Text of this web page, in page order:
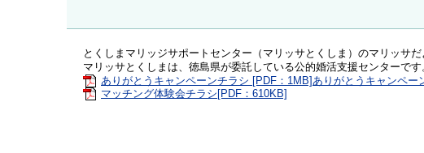
とくしまマリッジサポートセンター（マリッサとくしま）のマリッサ
マリッサとくしまは、徳島県が委託している公的婚活支援センターです
ありがとうキャンペーンチラシ [PDF：1MB]ありがとうキャンペー
マッチング体験会チラシ[PDF：610KB]